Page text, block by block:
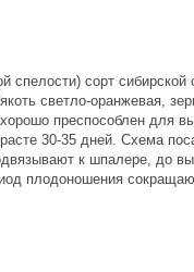
спелости) сорт
светло-оранжевая,
преспособлен для
30-35 дней. Схема
к шпалере, до
плодоношения